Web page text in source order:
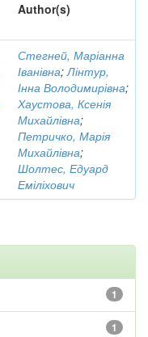
Author(s)
Стегней, Маріанна
Іванівна;Лінтур,
Інна Володимирівна;
Хаустова, Ксенія
Михайлівна;
Петричко, Марія
Михайлівна;
Шолтес, Едуард
Еміліхович
1
1